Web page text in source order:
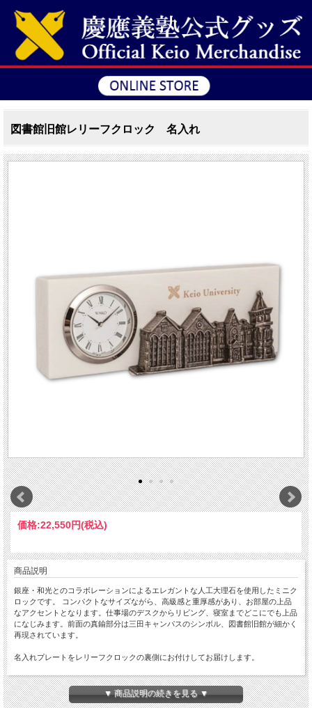
図書館旧館レリーフクロック 名入れ
価格:22,550円(税込)
商品説明
銀座・和光とのコラボレーションによるエレガントな人工大理石を使用したミニク
ロックです。 コンパクトなサイズながら、高級感と重厚感があり、お部屋の上品
なアクセントとなります。仕事場のデスクからリビング、寝室までどこにでも上品
になじみます。前面の真鍮部分は三田キャンパスのシンボル、図書館旧館が細かく
再現されています。
名入れプレートをレリーフクロックの裏側にお付けしてお届けします。
漢字・ひらがなは1行5文字まで、英数字は1行10文字まで、最大25文字まで承りま
す。
書体、配置バランスはお任せいただきます。
▼ 商品説明の続きを見る ▼